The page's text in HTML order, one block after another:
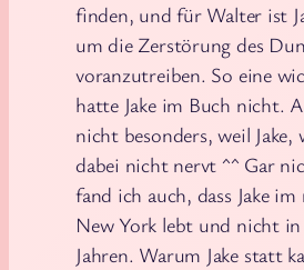
finden, und für Walter ist
um die Zerstörung des
voranzutreiben. So eine
hatte Jake im Buch nicht.
nicht besonders, weil Jake,
dabei nicht nervt ^^ Gar
fand ich auch, dass Jake
New York lebt und nicht
Jahren. Warum Jake statt